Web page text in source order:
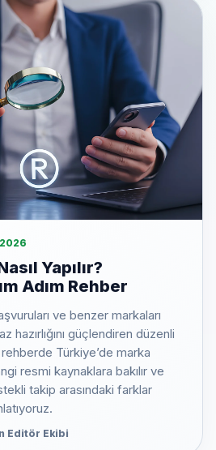
Yapılır?
Adım Rehber
ve benzer markaları
hazırlığını güçlendiren düzenli
Türkiye’de marka
resmi kaynaklara bakılır ve
takip arasındaki farklar
Editör Ekibi